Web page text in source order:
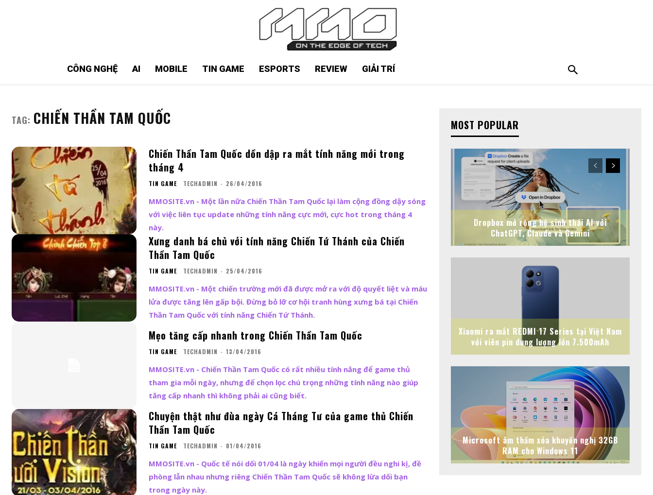
CÔNG NGHỆ AI MOBILE TIN GAME ESPORTS REVIEW GIẢI TRÍ
TAG: CHIẾN THẦN TAM QUỐC
Chiến Thần Tam Quốc dồn dập ra mắt tính năng mới trong
tháng 4
TIN GAME TECHADMIN - 26/04/2016
MMOSITE.vn - Một lần nữa Chiến Thần Tam Quốc lại làm cộng đồng dậy sóng
với việc liên tục update những tính năng cực mới, cực hot trong tháng 4
này.
Xưng danh bá chủ với tính năng Chiến Tứ Thánh của Chiến
Thần Tam Quốc
TIN GAME TECHADMIN - 25/04/2016
MMOSITE.vn - Một chiến trường mới đã được mở ra với độ quyết liệt và máu
lửa được tăng lên gấp bội. Đừng bỏ lỡ cơ hội tranh hùng xưng bá tại Chiến
Thần Tam Quốc với tính năng Chiến Tứ Thánh.
Mẹo tăng cấp nhanh trong Chiến Thần Tam Quốc
TIN GAME TECHADMIN - 13/04/2016
MMOSITE.vn - Chiến Thần Tam Quốc có rất nhiều tính năng để game thủ
tham gia mỗi ngày, nhưng để chọn lọc chú trọng những tính năng nào giúp
tăng cấp nhanh thì không phải ai cũng biết.
Chuyện thật như đùa ngày Cá Tháng Tư của game thủ Chiến
Thần Tam Quốc
TIN GAME TECHADMIN - 01/04/2016
MMOSITE.vn - Quốc tế nói dối 01/04 là ngày khiến mọi người đều nghi kị, đề
phòng lẫn nhau nhưng riêng Chiến Thần Tam Quốc sẽ không lừa dối bạn
trong ngày này.
MOST POPULAR
Dropbox mở rộng hệ sinh thái AI với
ChatGPT, Claude và Gemini
Xiaomi ra mắt REDMI 17 Series tại Việt Nam
với viên pin dung lượng lớn 7.500mAh
Microsoft âm thầm xóa khuyến nghị 32GB
RAM cho Windows 11